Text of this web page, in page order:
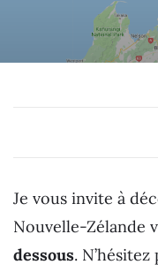
Je vous invite à
Nouvelle-Zélande
dessous. N’hésitez